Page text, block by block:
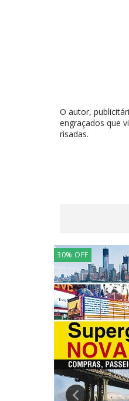
O autor,
engraçados que
risadas.
30% OFF